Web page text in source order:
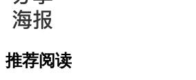
推荐阅读